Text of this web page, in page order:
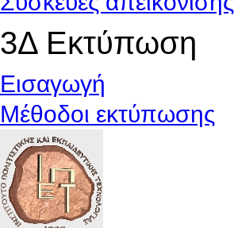
3Δ Εκτύπωση
Εισαγωγή
Μέθοδοι εκτύπωσης